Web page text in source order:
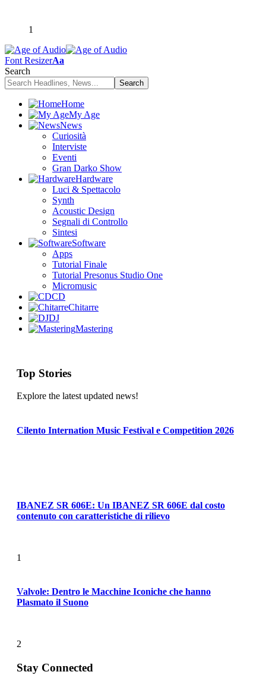
1
Font ResizerAa
Search
Home
My Age
News
Curiosità
Interviste
Eventi
Gran Darko Show
Hardware
Luci & Spettacolo
Synth
Acoustic Design
Segnali di Controllo
Sintesi
Software
Apps
Tutorial Finale
Tutorial Presonus Studio One
Micromusic
CD
Chitarre
DJ
Mastering
Top Stories
Explore the latest updated news!
Cilento Internation Music Festival e Competition 2026
IBANEZ SR 606E: Un IBANEZ SR 606E dal costo
contenuto con caratteristiche di rilievo
1
Valvole: Dentro le Macchine Iconiche che hanno
Plasmato il Suono
2
Stay Connected